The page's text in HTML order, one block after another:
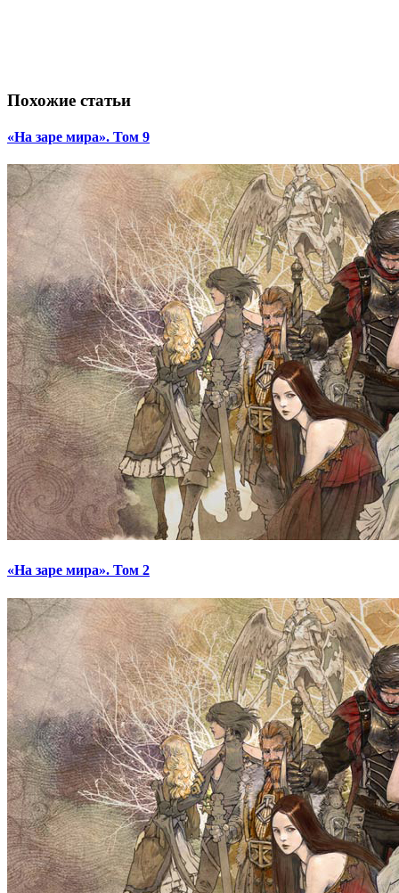
Похожие статьи
«На заре мира». Том 9
«На заре мира». Том 2